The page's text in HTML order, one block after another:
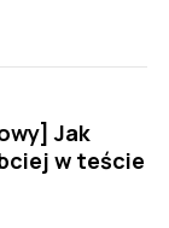
Jak
w teście